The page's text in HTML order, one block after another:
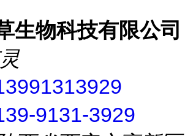
生物科技有限公司
9131-3929